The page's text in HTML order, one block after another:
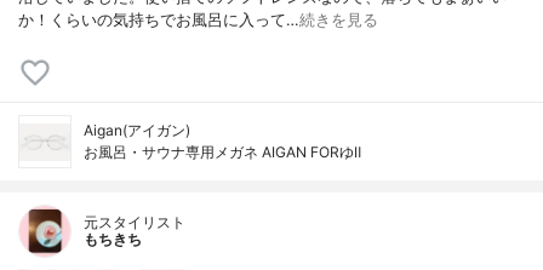
か！くらいの気持ちでお風呂に入って…続きを見る
Aigan(アイガン)
お風呂・サウナ専用メガネ AIGAN FORゆⅡ
元スタイリスト
もちきち